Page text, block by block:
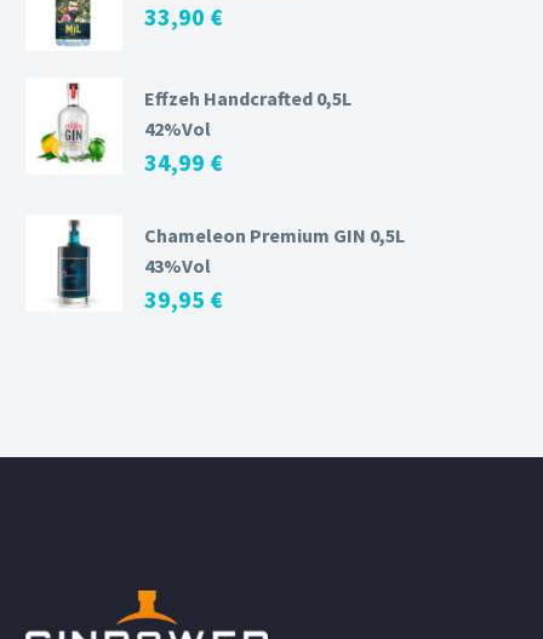
33,90 €
Effzeh Handcrafted 0,5L
42%Vol
34,99 €
Chameleon Premium GIN 0,5L
43%Vol
39,95 €